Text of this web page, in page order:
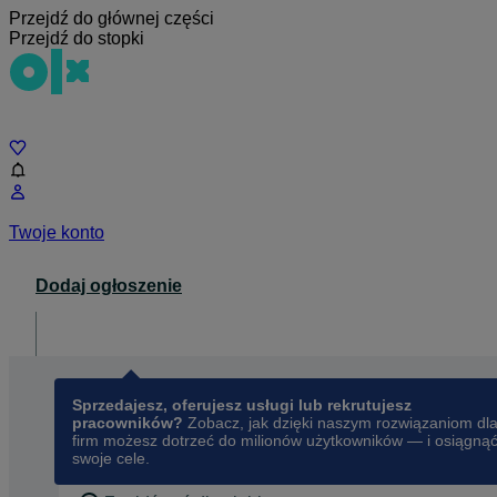
Przejdź do głównej części
Przejdź do stopki
Twoje konto
Dodaj ogłoszenie
Sprzedajesz, oferujesz usługi lub rekrutujesz
pracowników? Zobacz, jak dzięki naszym rozwiązaniom dla
firm możesz dotrzeć do milionów użytkowników — i osiągnąć
swoje cele.